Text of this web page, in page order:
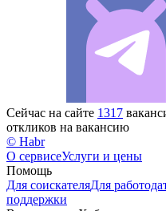
Сейчас на сайте 1317
откликов на вакансию
© Habr
О сервисеУслуги и цены
Помощь
Для соискателяДля
поддержки